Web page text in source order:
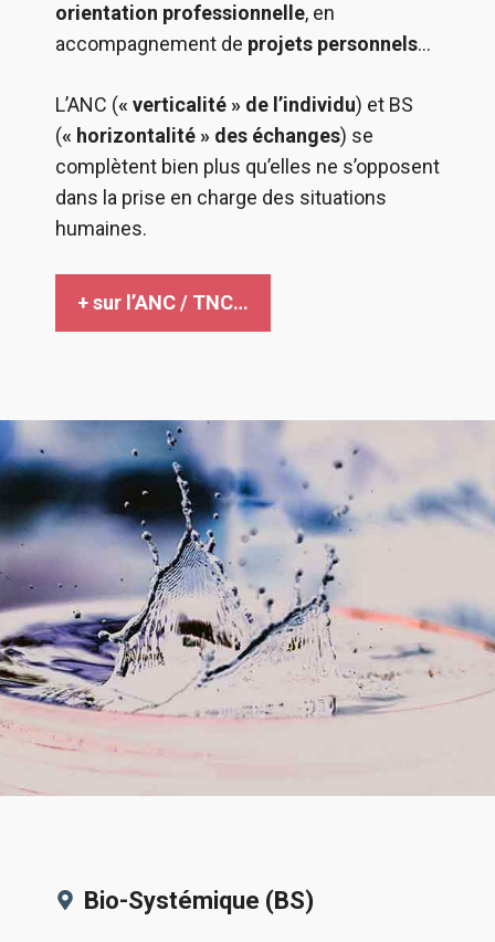
orientation professionnelle, en
accompagnement de projets personnels…
L’ANC (« verticalité » de l’individu) et BS
(« horizontalité » des échanges) se
complètent bien plus qu’elles ne s’opposent
dans la prise en charge des situations
humaines.
+ sur l’ANC / TNC…
Bio-Systémique (BS)